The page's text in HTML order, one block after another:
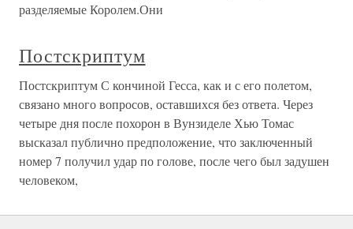
разделяемые Королем.Они
Постскриптум
Постскриптум С кончиной Гесса, как и с его полетом,
связано много вопросов, оставшихся без ответа. Через
четыре дня после похорон в Вунзиделе Хью Томас
высказал публично предположение, что заключенный
номер 7 получил удар по голове, после чего был задушен
человеком,